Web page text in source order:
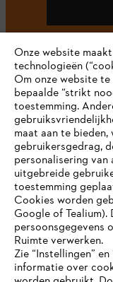
Bedrijf
STIHL FAQ
JE
Onze website
technologieën
Om onze website
bepaalde “strikt
toestemming.
maat aan te
gebruikersgedrag,
personalisering van
uitgebreide
toestemming
Cookies worden
Google of Tealium).
persoonsgegevens
Ruimte verwerken.
Zie “Instellingen”
informatie over